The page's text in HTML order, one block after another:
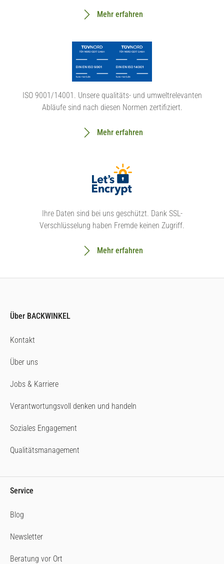
Mehr erfahren
ISO 9001/14001. Unsere qualitäts- und umweltrelevanten
Abläufe sind nach diesen Normen zertifiziert.
Mehr erfahren
Ihre Daten sind bei uns geschützt. Dank SSL-
Verschlüsselung haben Fremde keinen Zugriff.
Mehr erfahren
Über BACKWINKEL
Kontakt
Über uns
Jobs & Karriere
Verantwortungsvoll denken und handeln
Soziales Engagement
Qualitätsmanagement
Service
Blog
Newsletter
Beratung vor Ort